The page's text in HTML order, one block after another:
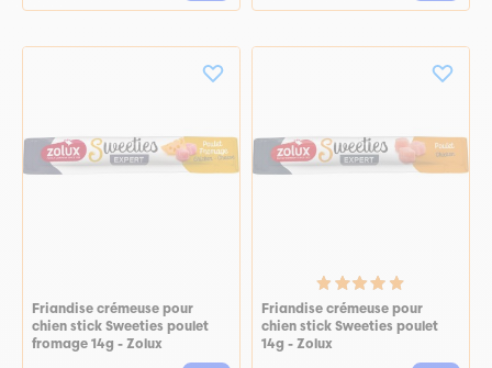
Friandise crémeuse pour
chien stick Sweeties poulet
fromage 14g - Zolux
Friandise crémeuse pour
chien stick Sweeties poulet
14g - Zolux